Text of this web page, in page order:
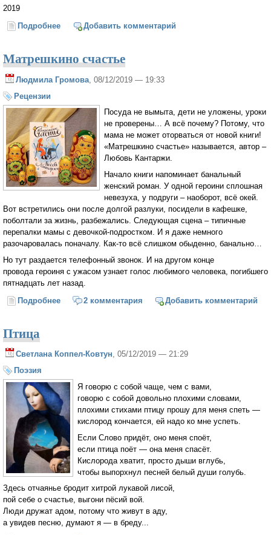
2019
Подробнее о ПамятьДобавить комментарий
Матрешкино счастье
Людмила Громова , 08/12/2019 — 19:33
Рецензии
Посуда не вымыта, дети не уложены, уроки
не проверены… А всё почему? Потому, что
мама не может оторваться от новой книги!
«Матрешкино счастье» называется, автор –
Любовь Кантаржи.
Начало книги напоминает банальный
женский роман. У одной героини сплошная
невезуха, у подруги – наоборот, всё окей.
Вот встретились они после долгой разлуки, посидели в кафешке,
поболтали за жизнь, разбежались. Следующая сцена – типичные
перепалки мамы с девочкой-подростком. И я даже немного
разочаровалась поначалу. Как-то всё слишком обыденно, банально…
Но тут раздается телефонный звонок. И на другом конце
провода героиня с ужасом узнает голос любимого человека, погибшего
пятнадцать лет назад.
Подробнее о Матрешкино счастье
2 комментария Добавить комментарий
Птица
Светлана Коппел-Ковтун, 05/12/2019 — 21:29
Поэзия
Я говорю с собой чаще, чем с вами,
говорю с собой довольно плохими словами,
плохими стихами птицу прошу для меня спеть —
кислород кончается, ей надо ко мне успеть.
Если Слово придёт, оно меня споёт,
если птица поёт — она меня спасёт.
Кислорода хватит, просто дыши вглубь,
чтобы выпорхнул песней белый души голубь.
Здесь отчаянье бродит хитрой лукавой лисой,
пой себе о счастье, выгони пёсий вой.
Люди дружат адом, потому что живут в аду,
а увидев песню, думают я — в бреду...